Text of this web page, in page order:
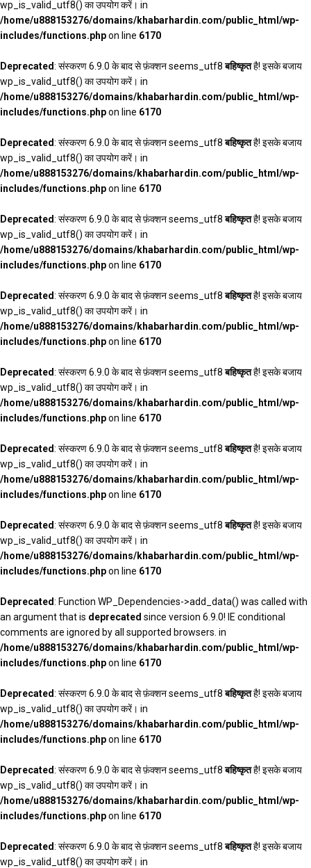
wp_is_valid_utf8() का उपयोग करें। in
/home/u888153276/domains/khabarhardin.com/public_html/wp-
includes/functions.phpon line 6170
Deprecated: संस्करण 6.9.0 के बाद से फ़ंक्शन seems_utf8बहिष्कृतहै! इसके बजाय
wp_is_valid_utf8() का उपयोग करें। in
/home/u888153276/domains/khabarhardin.com/public_html/wp-
includes/functions.phpon line 6170
Deprecated: संस्करण 6.9.0 के बाद से फ़ंक्शन seems_utf8बहिष्कृतहै! इसके बजाय
wp_is_valid_utf8() का उपयोग करें। in
/home/u888153276/domains/khabarhardin.com/public_html/wp-
includes/functions.phpon line 6170
Deprecated: संस्करण 6.9.0 के बाद से फ़ंक्शन seems_utf8बहिष्कृतहै! इसके बजाय
wp_is_valid_utf8() का उपयोग करें। in
/home/u888153276/domains/khabarhardin.com/public_html/wp-
includes/functions.phpon line 6170
Deprecated: संस्करण 6.9.0 के बाद से फ़ंक्शन seems_utf8बहिष्कृतहै! इसके बजाय
wp_is_valid_utf8() का उपयोग करें। in
/home/u888153276/domains/khabarhardin.com/public_html/wp-
includes/functions.phpon line 6170
Deprecated: संस्करण 6.9.0 के बाद से फ़ंक्शन seems_utf8बहिष्कृतहै! इसके बजाय
wp_is_valid_utf8() का उपयोग करें। in
/home/u888153276/domains/khabarhardin.com/public_html/wp-
includes/functions.phpon line 6170
Deprecated: संस्करण 6.9.0 के बाद से फ़ंक्शन seems_utf8बहिष्कृतहै! इसके बजाय
wp_is_valid_utf8() का उपयोग करें। in
/home/u888153276/domains/khabarhardin.com/public_html/wp-
includes/functions.phpon line 6170
Deprecated: संस्करण 6.9.0 के बाद से फ़ंक्शन seems_utf8बहिष्कृतहै! इसके बजाय
wp_is_valid_utf8() का उपयोग करें। in
/home/u888153276/domains/khabarhardin.com/public_html/wp-
includes/functions.phpon line 6170
Deprecated: Function WP_Dependencies->add_data() was called with
an argument that is deprecated since version 6.9.0! IE conditional
comments are ignored by all supported browsers. in
/home/u888153276/domains/khabarhardin.com/public_html/wp-
includes/functions.phpon line 6170
Deprecated: संस्करण 6.9.0 के बाद से फ़ंक्शन seems_utf8बहिष्कृतहै! इसके बजाय
wp_is_valid_utf8() का उपयोग करें। in
/home/u888153276/domains/khabarhardin.com/public_html/wp-
includes/functions.phpon line 6170
Deprecated: संस्करण 6.9.0 के बाद से फ़ंक्शन seems_utf8बहिष्कृतहै! इसके बजाय
wp_is_valid_utf8() का उपयोग करें। in
/home/u888153276/domains/khabarhardin.com/public_html/wp-
includes/functions.phpon line 6170
Deprecated: संस्करण 6.9.0 के बाद से फ़ंक्शन seems_utf8बहिष्कृतहै! इसके बजाय
wp_is_valid_utf8() का उपयोग करें। in